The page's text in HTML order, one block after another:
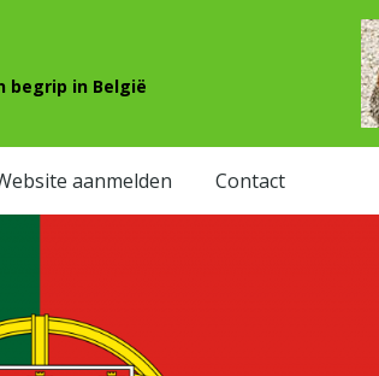
begrip in België
aanmelden Contact